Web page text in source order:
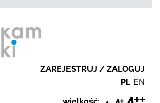
ZAREJESTRUJ / ZALOGUJ
PL EN